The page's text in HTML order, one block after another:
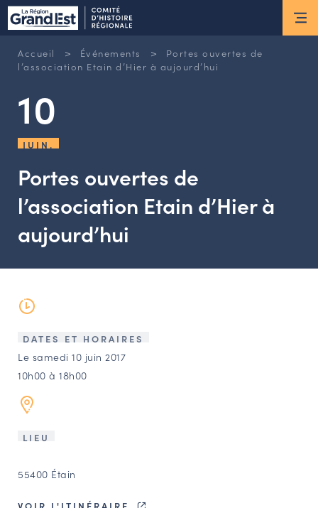
ESPACE MEMBRE
Actus
ACTUALITÉS DU MOMENT
NEWSLETTERS
Nous connaître
LES MISSIONS DU CHR
L’ÉQUIPE DU CHR
CONTACT
Agenda
Annuaire
Ressources
Accueil > Événements >
Portes ouvertes de
l’association Etain d’Hier à aujourd’hui
10
JUIN.
Portes ouvertes de
l’association Etain d’Hier à
aujourd’hui
DATES ET HORAIRES
Le samedi 10 juin 2017
10h00 à 18h00
LIEU
55400 Étain